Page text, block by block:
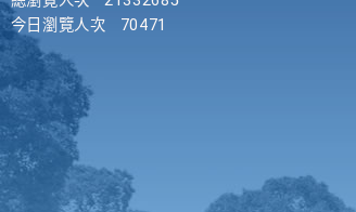
今日瀏覽人次
70471